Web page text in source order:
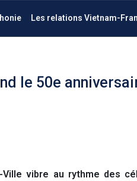
Les relations Vietnam-
le 50e
Ville vibre au rythme des